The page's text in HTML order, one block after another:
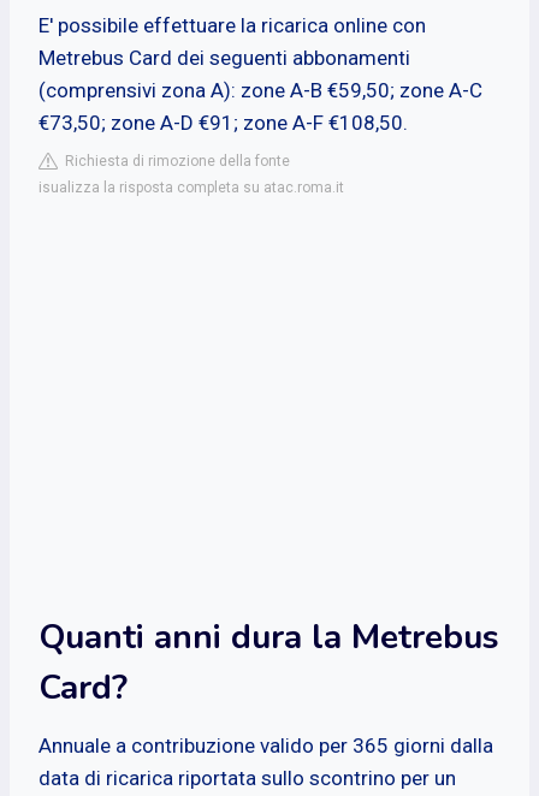
E' possibile effettuare la ricarica online con
Metrebus Card dei seguenti abbonamenti
(comprensivi zona A): zone A-B €59,50; zone A-C
€73,50; zone A-D €91; zone A-F €108,50.
Richiesta di rimozione della fonte
isualizza la risposta completa su atac.roma.it
Quanti anni dura la Metrebus
Card?
Annuale a contribuzione valido per 365 giorni dalla
data di ricarica riportata sullo scontrino per un